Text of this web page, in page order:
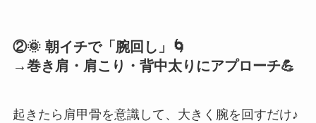
②🌞 朝イチで「腕回し」🌀
→巻き肩・肩こり・背中太りにアプローチ💪
起きたら肩甲骨を意識して、大きく腕を回すだけ♪